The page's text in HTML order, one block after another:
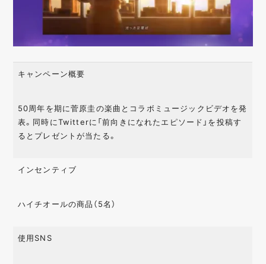
キャンペーン概要
50周年を期に菅原圭の楽曲とコラボミュージックビデオを発
表。同時にTwitterに「前向きになれたエピソード」を投稿す
るとプレゼントが当たる。
インセンティブ
ハイチオールの商品（5名）
使用SNS